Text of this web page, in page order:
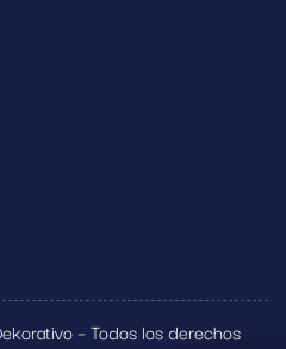
– Todos los derechos